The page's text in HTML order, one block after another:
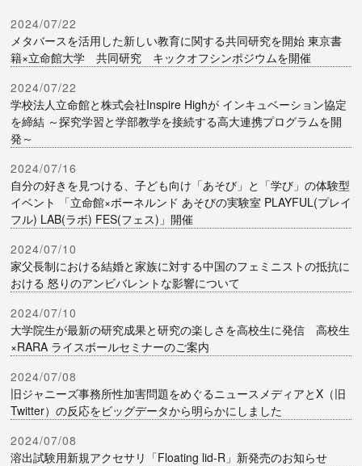
2024/07/22
メタバースを活用した新しい教育に関する共同研究を開始 東京書
籍×立命館大学 共同研究 キックオフシンポジウムを開催
2024/07/22
学校法人立命館と株式会社Inspire Highが インキュベーション協定
を締結 ～探究学習と学部教学を接続する高大連携プログラムを開
発～
2024/07/16
自分の好きを見つける、子ども向け「あそび」と「学び」の体験型
イベント 「立命館×ボーネルンド あそびの実験室 PLAYFUL(プレイ
フル) LAB(ラボ) FES(フェス)」開催
2024/07/10
家父長制における結婚と家族に対する中国のフェミニストの抵抗に
おける 怒りのアンビバレントな影響について
2024/07/10
大学院生が最新の研究成果と研究の楽しさを高校生に発信 高校生
×RARA ライスボールセミナーのご案内
2024/07/08
旧ジャニーズ事務所性加害問題をめぐるニュースメディアとX（旧
Twitter）の反応をビッグデータから明らかにしました
2024/07/08
溶出試験用新規アクセサリ「Floating lid-R」新発売のお知らせ